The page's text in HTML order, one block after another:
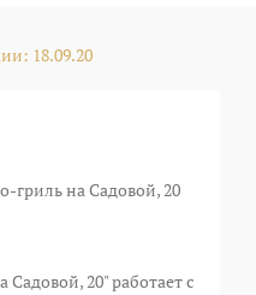
18.09.20
гриль на Садовой, 20
20" работает с